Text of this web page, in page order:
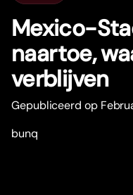
Mexico-
naartoe,
verblijven
Gepubliceerd op
bunq